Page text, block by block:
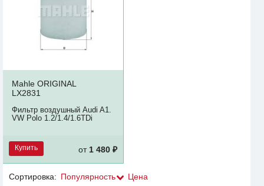
Mahle ORIGINAL
LX2831
Фильтр воздушный Audi A1.
VW Polo 1.2/1.4/1.6TDi
Купить от 1 480 ₽
Сортировка: Популярность Цена